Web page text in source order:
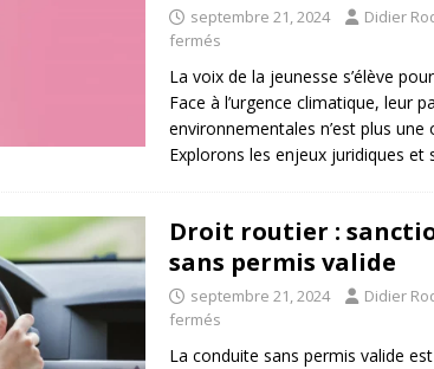
septembre 21, 2024 Didier
fermés
La voix de la jeunesse s’élève
Face à l’urgence climatique, leur
environnementales n’est plus
Explorons les enjeux juridiques et
Droit routier :
sans permis valide
septembre 21, 2024 Didier
fermés
La conduite sans permis valide